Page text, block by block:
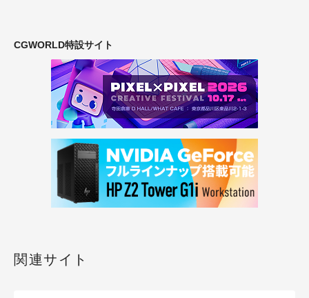
CGWORLD特設サイト
関連サイト